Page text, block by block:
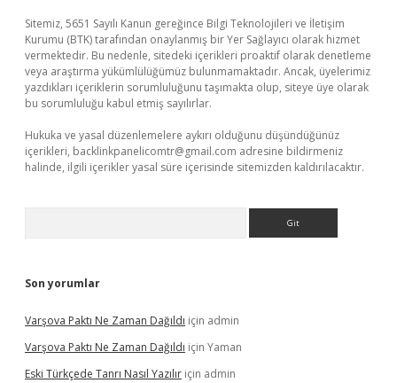
Sitemiz, 5651 Sayılı Kanun gereğince Bilgi Teknolojileri ve İletişim
Kurumu (BTK) tarafından onaylanmış bir Yer Sağlayıcı olarak hizmet
vermektedir. Bu nedenle, sitedeki içerikleri proaktif olarak denetleme
veya araştırma yükümlülüğümüz bulunmamaktadır. Ancak, üyelerimiz
yazdıkları içeriklerin sorumluluğunu taşımakta olup, siteye üye olarak
bu sorumluluğu kabul etmiş sayılırlar.
Hukuka ve yasal düzenlemelere aykırı olduğunu düşündüğünüz
içerikleri, backlinkpanelicomtr@gmail.com adresine bildirmeniz
halinde, ilgili içerikler yasal süre içerisinde sitemizden kaldırılacaktır.
Son yorumlar
Varşova Paktı Ne Zaman Dağıldı için admin
Varşova Paktı Ne Zaman Dağıldı için Yaman
Eski Türkçede Tanrı Nasıl Yazılır için admin